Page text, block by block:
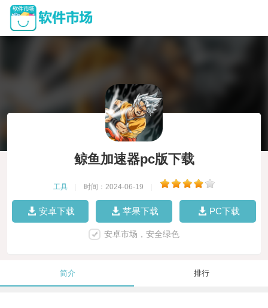
鲸鱼加速器pc版下载
工具 时间：2024-06-19
安卓下载 苹果下载 PC下载
安卓市场，安全绿色
简介 排行